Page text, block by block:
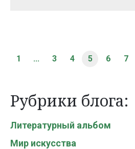
1 ... 3 4 5 6 7
Рубрики блога:
Литературный альбом
Мир искусства